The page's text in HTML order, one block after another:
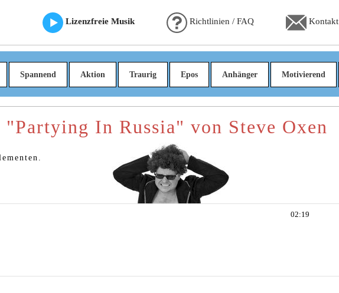
Lizenzfreie Musik Richtlinien / FAQ Kontakt
Spannend Aktion Traurig Epos Anhänger Motivierend
"Partying In Russia" von Steve Oxen
02:19